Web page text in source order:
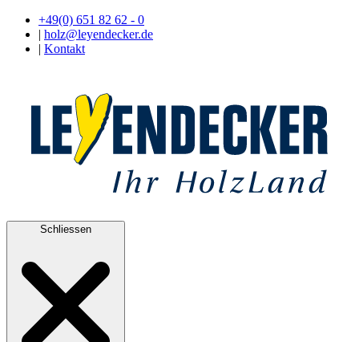
+49(0) 651 82 62 - 0
| holz@leyendecker.de
| Kontakt
Schliessen